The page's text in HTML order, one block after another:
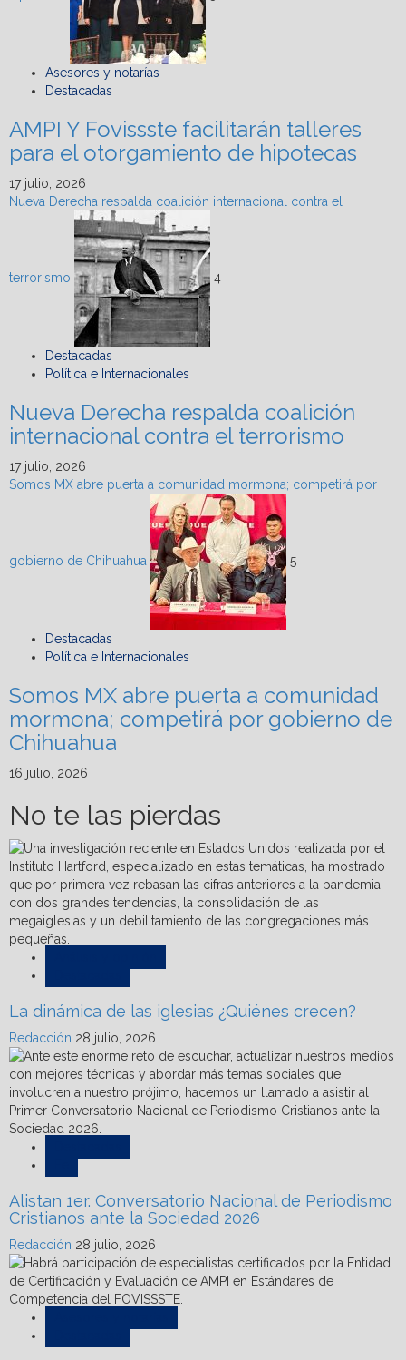
Asesores y notarías
Destacadas
AMPI Y Fovissste facilitarán talleres
para el otorgamiento de hipotecas
17 julio, 2026
Nueva Derecha respalda coalición internacional contra el
terrorismo 4
Destacadas
Política e Internacionales
Nueva Derecha respalda coalición
internacional contra el terrorismo
17 julio, 2026
Somos MX abre puerta a comunidad mormona; competirá por
gobierno de Chihuahua 5
Destacadas
Política e Internacionales
Somos MX abre puerta a comunidad
mormona; competirá por gobierno de
Chihuahua
16 julio, 2026
No te las pierdas
La dinámica de las iglesias ¿Quiénes crecen?
Redacción 28 julio, 2026
Alistan 1er. Conversatorio Nacional de Periodismo
Cristianos ante la Sociedad 2026
Redacción 28 julio, 2026